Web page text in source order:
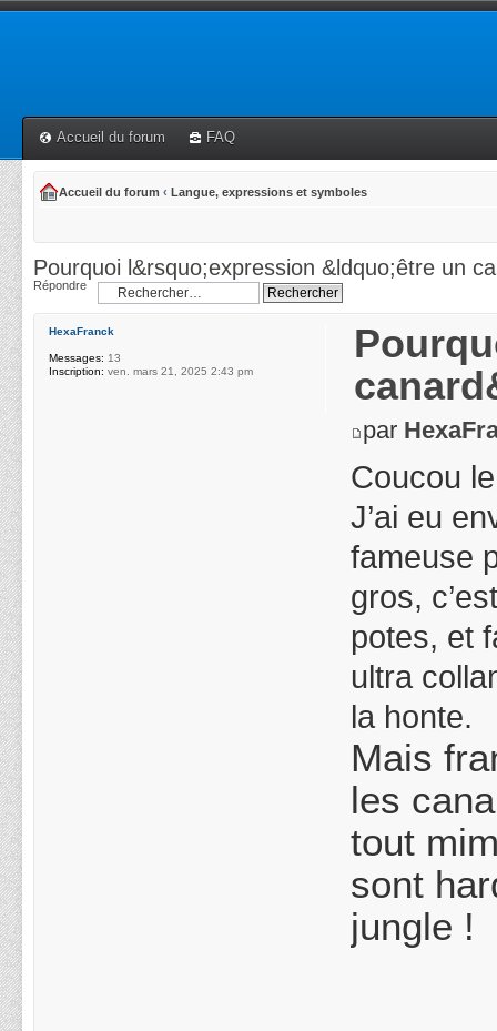
Accueil du forum FAQ
Accueil du forum ‹ Langue, expressions et symboles
Pourquoi l&rsquo;expression &ldquo;être un
Répondre
par
Coucou
J’ai eu
fameuse
gros,
potes, et
ultra
la honte.
Mais
les
tout
sont
jungle !
HexaFranck
Messages: 13
Inscription: ven. mars 21, 2025 2:43 pm